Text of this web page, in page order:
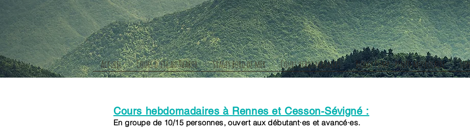
Accueil Cours d'été au Thabor Stages bord de mer Cours hebdomadaires Bungy Pump - renfo musculaire
Cours hebdomadaires à Rennes et Cesson-Sévigné :
En groupe de 10/15 personnes, ouvert aux débutant·es et avancé·es.